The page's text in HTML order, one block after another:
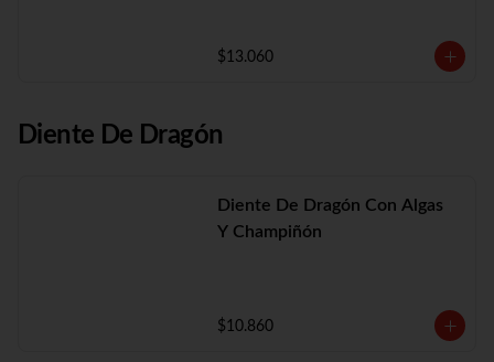
$13.060
Diente De Dragón
Diente De Dragón Con Algas
Y Champiñón
$10.860